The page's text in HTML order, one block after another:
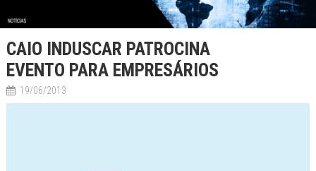
CAIO INDUSCAR PATROCINA
EVENTO PARA EMPRESÁRIOS
19/06/2013